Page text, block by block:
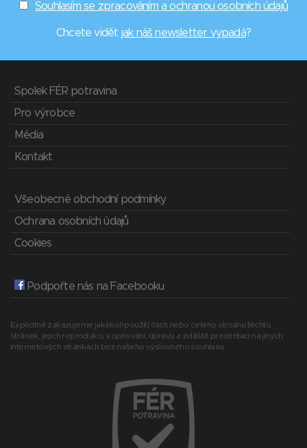
Souhlasím se zpracováním a ochranou osobních údajů
Chcete vidět jak náš newsletter vypadá?
Spolek FÉR potravina
Pro výrobce
Média
Kontakt
Všeobecné obchodní podmínky
Ochrana osobních údajů
Cookies
Podpořte nás na Facebooku
Explicitně zakazujeme jakékoli použití části nebo celého obsahu těchto
stránek, jejich reprodukci, kopírování, úpravu a zvláště prezentaci na jiných
internetových stránkách bez našeho výslovného souhlasu.